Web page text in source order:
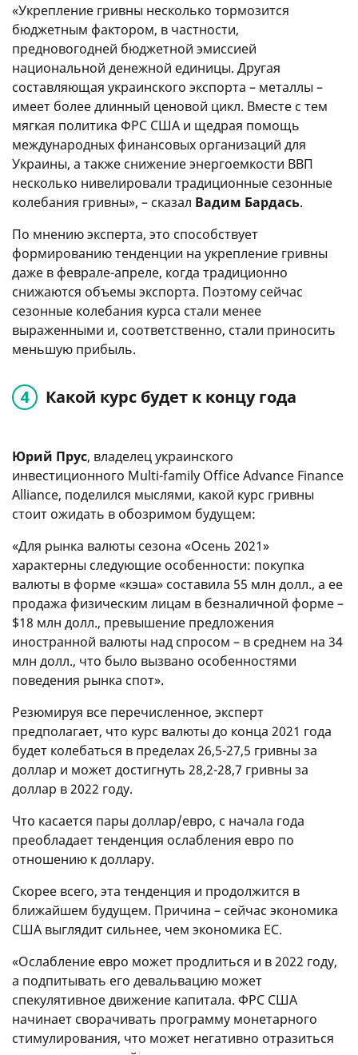
«Укрепление гривны несколько тормозится
бюджетным фактором, в частности,
предновогодней бюджетной эмиссией
национальной денежной единицы. Другая
составляющая украинского экспорта – металлы –
имеет более длинный ценовой цикл. Вместе с тем
мягкая политика ФРС США и щедрая помощь
международных финансовых организаций для
Украины, а также снижение энергоемкости ВВП
несколько нивелировали традиционные сезонные
колебания гривны», – сказал Вадим Бардась.
По мнению эксперта, это способствует
формированию тенденции на укрепление гривны
даже в феврале-апреле, когда традиционно
снижаются объемы экспорта. Поэтому сейчас
сезонные колебания курса стали менее
выраженными и, соответственно, стали приносить
меньшую прибыль.
Какой курс будет к концу года
Юрий Прус, владелец украинского
инвестиционного Multi-family Office Advance Finance
Alliance, поделился мыслями, какой курс гривны
стоит ожидать в обозримом будущем:
«Для рынка валюты сезона «Осень 2021»
характерны следующие особенности: покупка
валюты в форме «кэша» составила 55 млн долл., а ее
продажа физическим лицам в безналичной форме –
$18 млн долл., превышение предложения
иностранной валюты над спросом – в среднем на 34
млн долл., что было вызвано особенностями
поведения рынка спот».
Резюмируя все перечисленное, эксперт
предполагает, что курс валюты до конца 2021 года
будет колебаться в пределах 26,5-27,5 гривны за
доллар и может достигнуть 28,2-28,7 гривны за
доллар в 2022 году.
Что касается пары доллар/евро, с начала года
преобладает тенденция ослабления евро по
отношению к доллару.
Скорее всего, эта тенденция и продолжится в
ближайшем будущем. Причина – сейчас экономика
США выглядит сильнее, чем экономика ЕС.
«Ослабление евро может продлиться и в 2022 году,
а подпитывать его девальвацию может
спекулятивное движение капитала. ФРС США
начинает сворачивать программу монетарного
стимулирования, что может негативно отразиться